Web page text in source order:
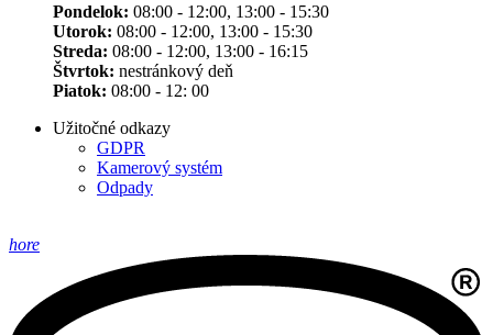
Pondelok: 08:00 - 12:00, 13:00 - 15:30
Utorok: 08:00 - 12:00, 13:00 - 15:30
Streda: 08:00 - 12:00, 13:00 - 16:15
Štvrtok: nestránkový deň
Piatok: 08:00 - 12: 00
Užitočné odkazy
GDPR
Kamerový systém
Odpady
hore